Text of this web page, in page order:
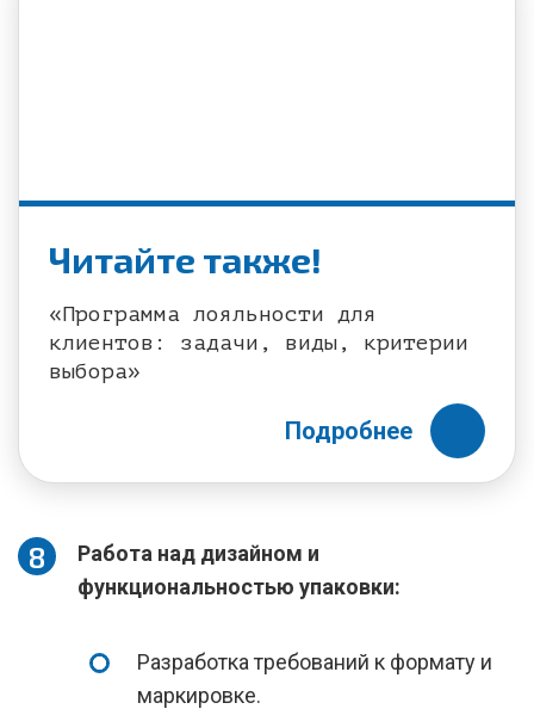
Читайте также!
«Программа лояльности для
клиентов: задачи, виды, критерии
выбора»
Подробнее
Работа над дизайном и
функциональностью упаковки:
Разработка требований к формату и
маркировке.